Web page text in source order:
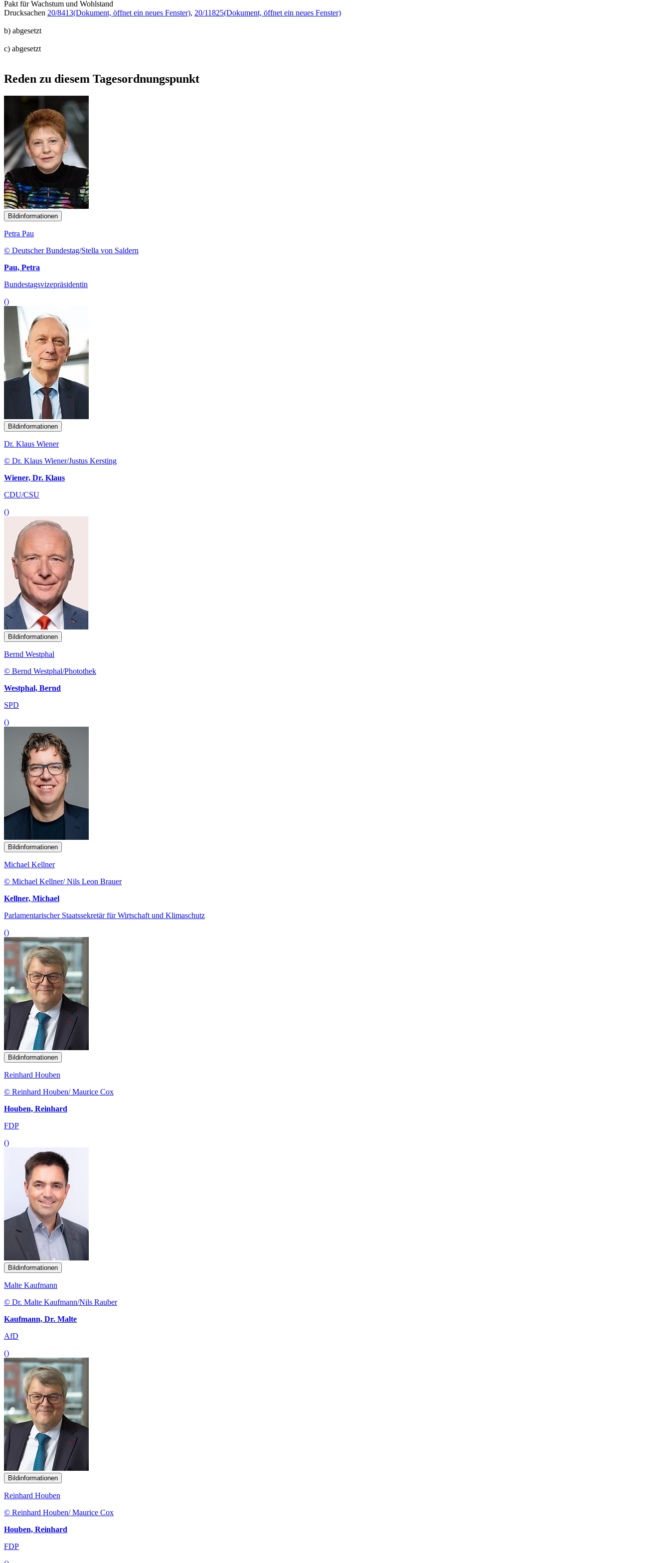
Pakt für Wachstum und Wohlstand
Drucksachen 20/8413(Dokument, öffnet ein neues Fenster), 20/11825(Dokument, öffnet ein neues Fenster)
b) abgesetzt
c) abgesetzt
Reden zu diesem Tagesordnungspunkt
Bildinformationen
Petra Pau
© Deutscher Bundestag/Stella von Saldern
Pau, Petra
Bundestagsvizepräsidentin
()
Bildinformationen
Dr. Klaus Wiener
© Dr. Klaus Wiener/Justus Kersting
Wiener, Dr. Klaus
CDU/CSU
()
Bildinformationen
Bernd Westphal
© Bernd Westphal/Photothek
Westphal, Bernd
SPD
()
Bildinformationen
Michael Kellner
© Michael Kellner/ Nils Leon Brauer
Kellner, Michael
Parlamentarischer Staatssekretär für Wirtschaft und Klimaschutz
()
Bildinformationen
Reinhard Houben
© Reinhard Houben/ Maurice Cox
Houben, Reinhard
FDP
()
Bildinformationen
Malte Kaufmann
© Dr. Malte Kaufmann/Nils Rauber
Kaufmann, Dr. Malte
AfD
()
Bildinformationen
Reinhard Houben
© Reinhard Houben/ Maurice Cox
Houben, Reinhard
FDP